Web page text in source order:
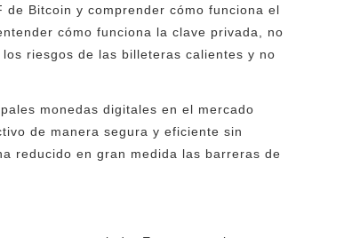
Bitcoin y comprender cómo funciona el
cómo funciona la clave privada, no
riesgos de las billeteras calientes y no
monedas digitales en el mercado
de manera segura y eficiente sin
reducido en gran medida las barreras de